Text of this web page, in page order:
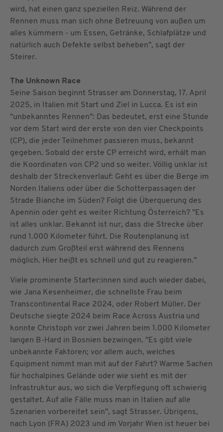
wird, hat einen ganz speziellen Reiz. Während der
Rennen muss man sich ohne Betreuung von außen um
alles kümmern - um Essen, Getränke, Schlafplätze und
natürlich auch Defekte selbst beheben", sagt der
Steirer.
The Unknown Race
Seine Saison beginnt Strasser am Donnerstag, 17. April
2025, in Italien mit Start und Ziel in Lucca. Es ist ein
"unbekanntes Rennen": Das bedeutet, erst eine Stunde
vor dem Start wird der erste von den vier Checkpoints
(CP), die jeder Teilnehmer passieren muss, bekannt
gegeben. Sobald der erste CP erreicht wird, erhält man
die Koordinaten von CP2 und so weiter. Völlig unklar ist
deshalb der Streckenverlauf: Geht es über die Berge im
Norden Italiens oder über die Schotterpassagen der
Strade Bianche im Süden? Folgt die Überquerung des
Apennin oder geht es weiter Richtung Österreich? "Es
ist alles unklar. Bekannt ist nur, dass die Strecke über
rund 1.000 Kilometer führt. Die Routenplanung ist
dadurch zum Großteil erst während des Rennens
möglich. Hier heißt es schnell und gut zu reagieren."
Viele prominente Starter:innen sind auch wieder dabei,
wie Jana Kesenheimer, die schnellste Frau beim
Transcontinental Race 2024, oder Robert Müller. Der
Deutsche siegte 2024 beim Race Across Austria und
konnte Christoph vor zwei Jahren beim 1.000 Kilometer
langen B-Hard in Bosnien bezwingen. "Es gibt viele
unbekannte Faktoren; vor allem auch, welches
Equipment nimmt man mit auf der Fahrt? Warme Sachen
für hochalpines Gelände oder wie sieht es mit der
Infrastruktur aus, wo sich die Verpflegung oft schwierig
gestaltet. Auf alle Fälle muss man in Italien auf alle
Szenarien vorbereitet sein", sagt Strasser. Übrigens,
nach Lyon (FRA) 2023 und im Vorjahr Wien ist heuer bei